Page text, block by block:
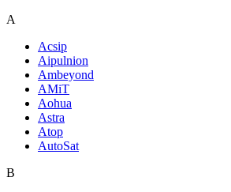
A
Acsip
Aipulnion
Ambeyond
AMiT
Aohua
Astra
Atop
AutoSat
B